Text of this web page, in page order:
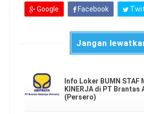
Google Facebook
Jangan
Info Loker BUMN STAF
KINERJA di PT Brantas
(Persero)